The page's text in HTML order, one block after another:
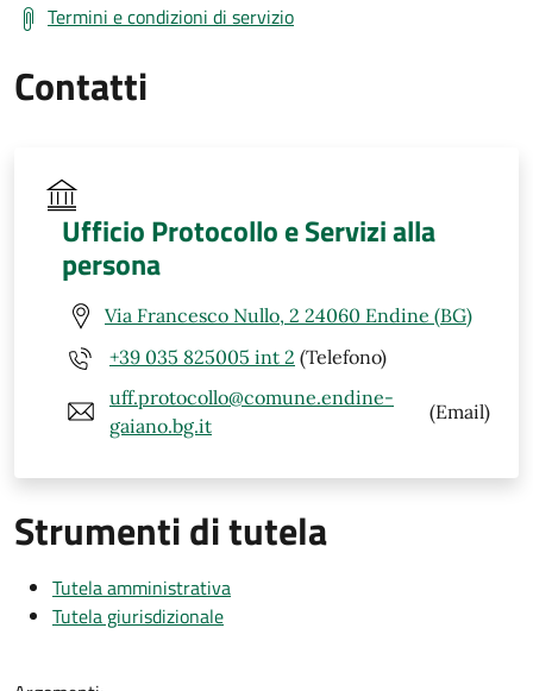
Termini e condizioni di servizio
Contatti
Ufficio Protocollo e Servizi alla
persona
Via Francesco Nullo, 2 24060 Endine (BG)
+39 035 825005 int 2 (Telefono)
uff.protocollo@comune.endine-
gaiano.bg.it
(Email)
Strumenti di tutela
Tutela amministrativa
Tutela giurisdizionale